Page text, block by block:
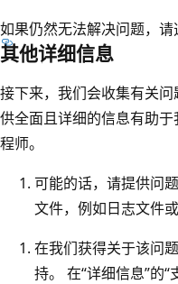
如果仍然无法解决问题，请
其他详细信息
接下来，我们会收集有关
供全面且详细的信息有助
程师。
可能的话，请提供问
文件，例如日志文件
在我们获得关于该问
持。 在“详细信息”的